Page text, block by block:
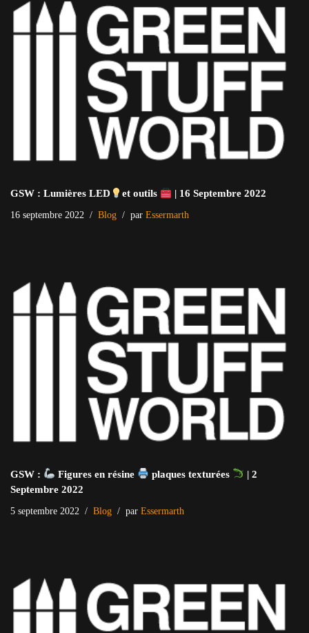
GSW : Lumières LED et outils | 16 Septembre 2022
16 septembre 2022 Blog par Essermarth
GSW : Figures en résine plaques texturées
| 2
Septembre 2022
5 septembre 2022 Blog par Essermarth